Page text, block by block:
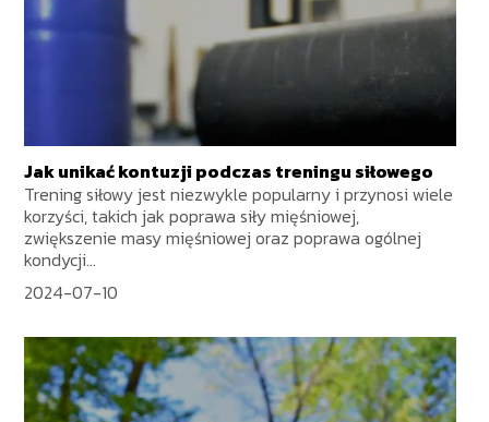
Jak unikać kontuzji podczas treningu siłowego
Trening siłowy jest niezwykle popularny i przynosi wiele
korzyści, takich jak poprawa siły mięśniowej,
zwiększenie masy mięśniowej oraz poprawa ogólnej
kondycji...
2024-07-10